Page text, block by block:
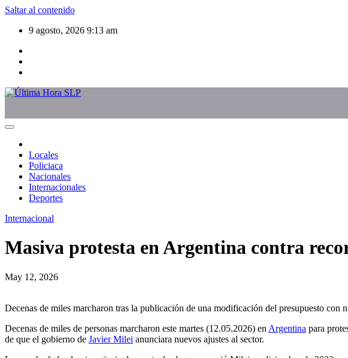
Saltar al contenido
9 agosto, 2026 9:13 am
Locales
Policiaca
Nacionales
Internacionales
Deportes
Internacional
Masiva protesta en Argentina contra
May 12, 2026
Decenas de miles marcharon tras la publicación de una modificación del presupuesto con
Decenas de miles de personas marcharon este martes (12.05.2026) en Argentina para
de que el gobierno de Javier Milei anunciara nuevos ajustes al sector.